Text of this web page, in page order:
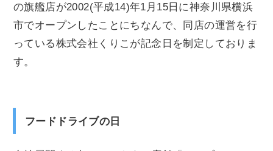
の旗艦店が2002(平成14)年1月15日に神奈川県横浜
市でオープンしたことにちなんで、同店の運営を行
っている株式会社くりこが記念日を制定しておりま
す。
フードドライブの日